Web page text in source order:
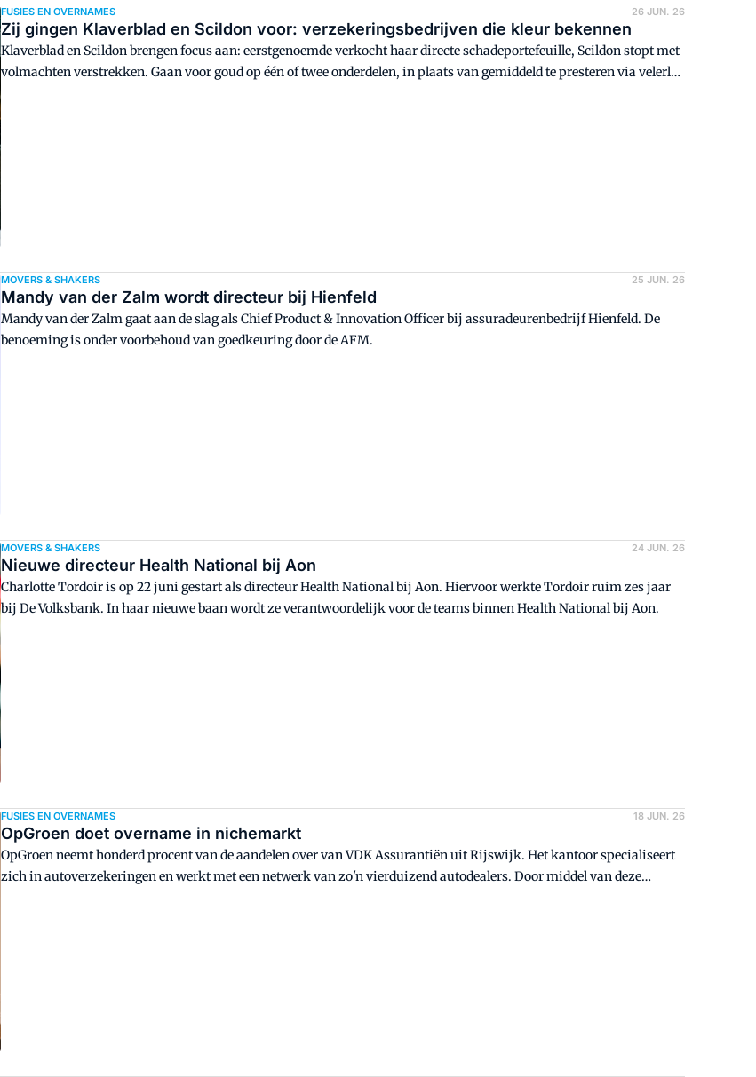
FUSIES EN OVERNAMES 26 JUN. 26
Zij gingen Klaverblad en Scildon voor: verzekeringsbedrijven die kleur bekennen
Klaverblad en Scildon brengen focus aan: eerstgenoemde verkocht haar directe schadeportefeuille, Scildon stopt met
volmachten verstrekken. Gaan voor goud op één of twee onderdelen, in plaats van gemiddeld te presteren via velerlei
MOVERS & SHAKERS 25 JUN. 26
Mandy van der Zalm wordt directeur bij Hienfeld
Mandy van der Zalm gaat aan de slag als Chief Product & Innovation Officer bij assuradeurenbedrijf Hienfeld. De
benoeming is onder voorbehoud van goedkeuring door de AFM.
MOVERS & SHAKERS 24 JUN. 26
Nieuwe directeur Health National bij Aon
Charlotte Tordoir is op 22 juni gestart als directeur Health National bij Aon. Hiervoor werkte Tordoir ruim zes jaar
bij De Volksbank. In haar nieuwe baan wordt ze verantwoordelijk voor de teams binnen Health National bij Aon.
FUSIES EN OVERNAMES 18 JUN. 26
OpGroen doet overname in nichemarkt
OpGroen neemt honderd procent van de aandelen over van VDK Assurantiën uit Rijswijk. Het kantoor specialiseert
zich in autoverzekeringen en werkt met een netwerk van zo'n vierduizend autodealers. Door middel van deze